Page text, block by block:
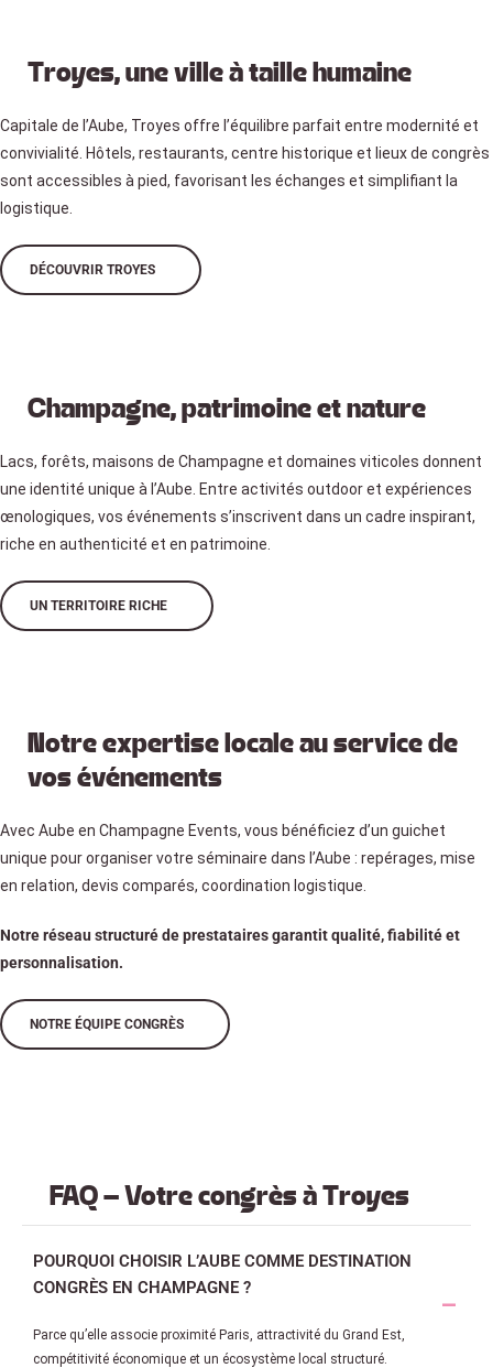
Troyes, une ville à taille humaine
Capitale de l’Aube, Troyes offre l’équilibre parfait entre modernité et
convivialité. Hôtels, restaurants, centre historique et lieux de congrès
sont accessibles à pied, favorisant les échanges et simplifiant la
logistique.
DÉCOUVRIR TROYES
Champagne, patrimoine et nature
Lacs, forêts, maisons de Champagne et domaines viticoles donnent
une identité unique à l’Aube. Entre activités outdoor et expériences
œnologiques, vos événements s’inscrivent dans un cadre inspirant,
riche en authenticité et en patrimoine.
UN TERRITOIRE RICHE
Notre expertise locale au service de
vos événements
Avec Aube en Champagne Events, vous bénéficiez d’un guichet
unique pour organiser votre séminaire dans l’Aube : repérages, mise
en relation, devis comparés, coordination logistique.
Notre réseau structuré de prestataires garantit qualité, fiabilité et
personnalisation.
NOTRE ÉQUIPE CONGRÈS
FAQ – Votre congrès à Troyes
POURQUOI CHOISIR L’AUBE COMME DESTINATION
CONGRÈS EN CHAMPAGNE ?
Parce qu’elle associe proximité Paris, attractivité du Grand Est,
compétitivité économique et un écosystème local structuré.